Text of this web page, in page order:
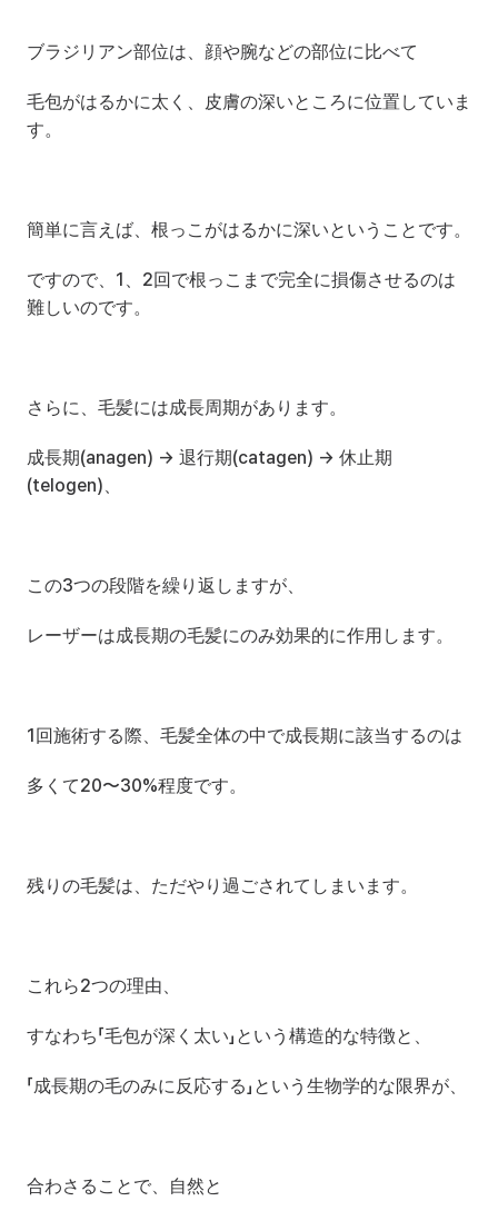
ブラジリアン部位は、顔や腕などの部位に比べて
毛包がはるかに太く、皮膚の深いところに位置していま
す。
簡単に言えば、根っこがはるかに深いということです。
ですので、1、2回で根っこまで完全に損傷させるのは
難しいのです。
さらに、毛髪には成長周期があります。
成長期(anagen) → 退行期(catagen) → 休止期
(telogen)、
この3つの段階を繰り返しますが、
レーザーは成長期の毛髪にのみ効果的に作用します。
1回施術する際、毛髪全体の中で成長期に該当するのは
多くて20〜30%程度です。
残りの毛髪は、ただやり過ごされてしまいます。
これら2つの理由、
すなわち「毛包が深く太い」という構造的な特徴と、
「成長期の毛のみに反応する」という生物学的な限界が、
合わさることで、自然と